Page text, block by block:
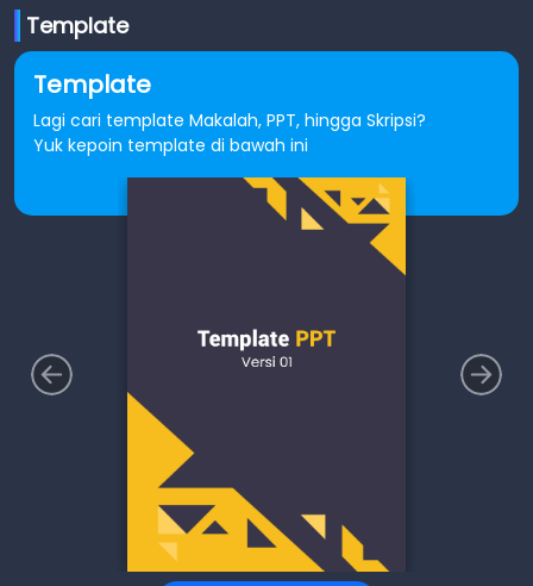
Template
Template
Lagi cari template Makalah, PPT, hingga Skripsi?
Yuk kepoin template di bawah ini